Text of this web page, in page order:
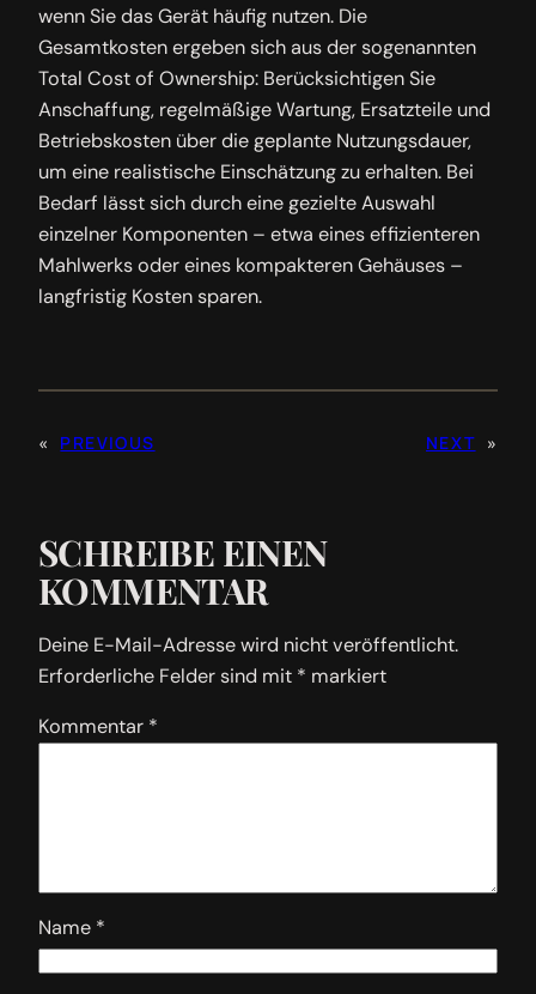
wenn Sie das Gerät häufig nutzen. Die
Gesamtkosten ergeben sich aus der sogenannten
Total Cost of Ownership: Berücksichtigen Sie
Anschaffung, regelmäßige Wartung, Ersatzteile und
Betriebskosten über die geplante Nutzungsdauer,
um eine realistische Einschätzung zu erhalten. Bei
Bedarf lässt sich durch eine gezielte Auswahl
einzelner Komponenten – etwa eines effizienteren
Mahlwerks oder eines kompakteren Gehäuses –
langfristig Kosten sparen.
« PREVIOUS NEXT »
SCHREIBE EINEN
KOMMENTAR
Deine E-Mail-Adresse wird nicht veröffentlicht.
Erforderliche Felder sind mit * markiert
Kommentar *
Name *